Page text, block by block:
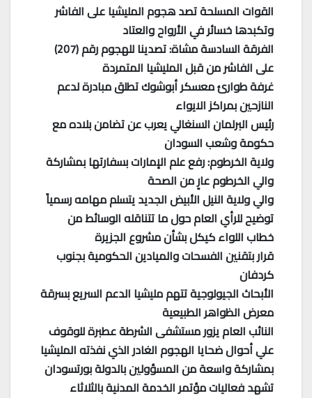
القوات المسلحة تصد هجوم المليشيا على الفاشر
وتكبدها خسائر في الأرواح والعتاد
الفرقة السادسة مشاة: تصدينا للهجوم رقم (207)
على الفاشر من قبل المليشيا المتمردة
غرفة طوارئ معسكر أبوشوك تطلق مبادرة لدعم
النازحين بمراكز الايواء
رئيس البرلمان السنغالي يعرب عن تضامن بلاده مع
حكومة وشعب السودان
ولاية الخرطوم: رفع علم الإمارات بسفارتها بمشاركة
والي الخرطوم عارٍ من الصحة
والي ولاية النيل الأبيض الجديد يتسلم مهامه رسمياً
توضيح للرأي العام حول ما تتناقله الوسائط من
خطاب اللواء كيكل بشأن مشروع الجزيرة
قرار بتقنين الفسحات والميادين الحكومية بجنوب
كردفان
الأبحاث الجيولوجية تتهم مليشيا الدعم السريع بسرقة
معرض الظواهر الطبيعية
النائب العام يزور مستشفى الشرطة عطبرة للوقوف
علي أحوال ضحايا الهجوم الغادر الذي نفذته المليشيا
بمشاركة واسعة من المسؤولين بالدولة بورتسودان
تشهد فعاليات مؤتمر الخدمة المدنية بالثلاثاء